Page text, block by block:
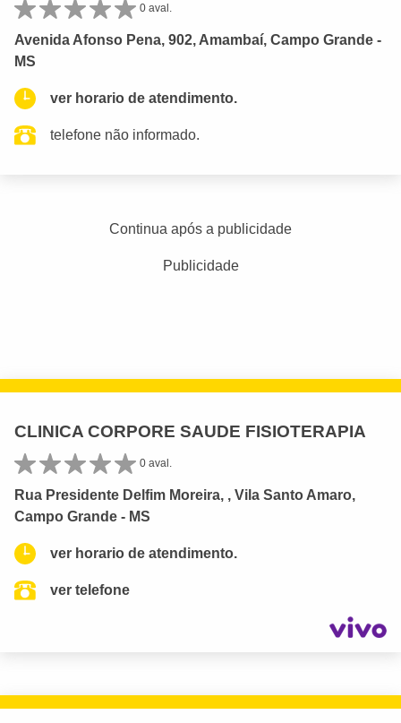
0 aval.
Avenida Afonso Pena, 902, Amambaí, Campo Grande -
MS
ver horario de atendimento.
telefone não informado.
Continua após a publicidade
Publicidade
CLINICA CORPORE SAUDE FISIOTERAPIA
0 aval.
Rua Presidente Delfim Moreira, , Vila Santo Amaro,
Campo Grande - MS
ver horario de atendimento.
ver telefone